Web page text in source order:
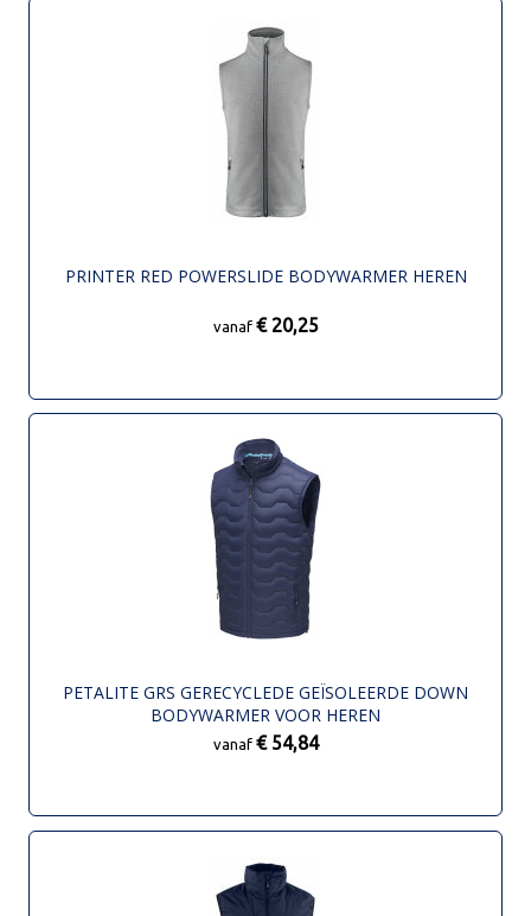
PRINTER RED POWERSLIDE BODYWARMER HEREN
vanaf € 20,25
PETALITE GRS GERECYCLEDE GEÏSOLEERDE DOWN
BODYWARMER VOOR HEREN
vanaf € 54,84